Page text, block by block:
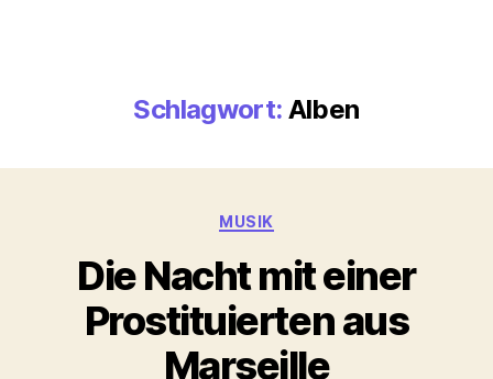
Schlagwort: Alben
Kategorien
MUSIK
Die Nacht mit einer
Prostituierten aus
Marseille